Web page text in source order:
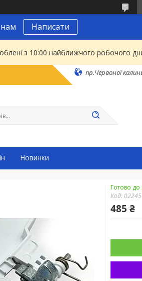
Написати
з 10:00 найближчого робочого
пр.Червоної
Новинки
Готово до
Код: 02245
485 ₴